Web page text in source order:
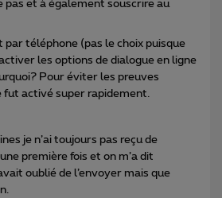
pas et à également souscrire au
par téléphone (pas le choix puisque
les options de dialogue en ligne
Pour éviter les preuves
activé super rapidement.
je n’ai toujours pas reçu de
première fois et on m’a dit
oublié de l’envoyer mais que